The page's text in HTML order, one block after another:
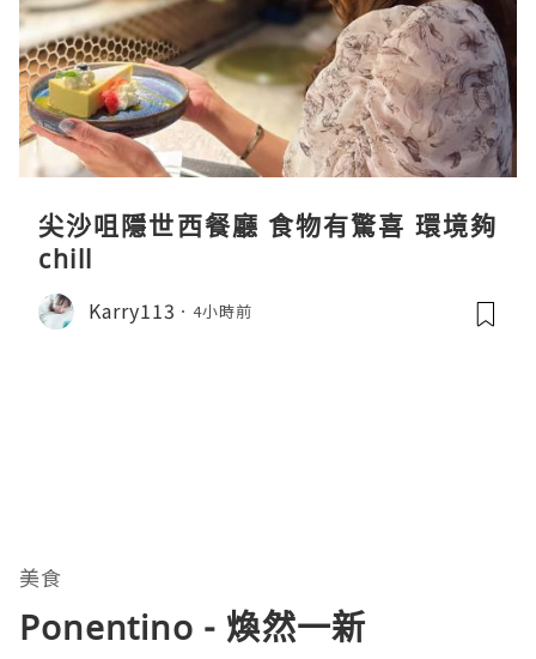
尖沙咀隱世西餐廳 食物有驚喜 環境夠
chill
Karry113 4小時前
美食
Ponentino - 煥然一新